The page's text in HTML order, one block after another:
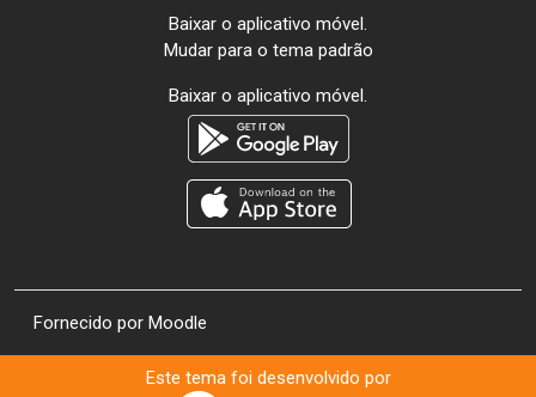
Baixar o aplicativo móvel.
Mudar para o tema padrão
Baixar o aplicativo móvel.
Fornecido por Moodle
Este tema foi desenvolvido por